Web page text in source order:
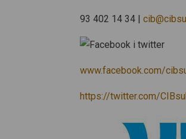
93 402 14 34 |
www.facebook.com/
https://twitter.com/